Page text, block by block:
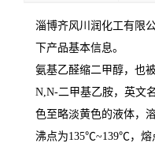
淄博齐风川润化工有限
下产品基本信息。
氨基乙醛缩二甲醇，也
N,N-二甲基乙胺，英文
色至略淡黄色的液体，
沸点为135℃~139℃，熔